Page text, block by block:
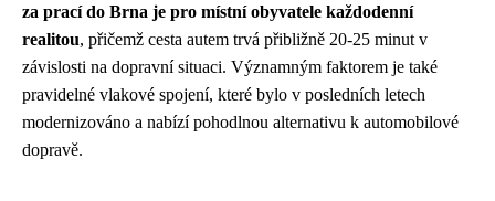
za prací do Brna je pro místní obyvatele každodenní
realitou, přičemž cesta autem trvá přibližně 20-25 minut v
závislosti na dopravní situaci. Významným faktorem je také
pravidelné vlakové spojení, které bylo v posledních letech
modernizováno a nabízí pohodlnou alternativu k automobilové
dopravě.